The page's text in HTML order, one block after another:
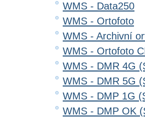
WMS - Data250
WMS - Ortofoto
WMS - Archivní
WMS - Ortofoto
WMS - DMR 4G
WMS - DMR 5G
WMS - DMP 1G
WMS - DMP OK